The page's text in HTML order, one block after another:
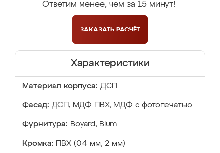
Ответим менее, чем за 15 минут!
ЗАКАЗАТЬ РАСЧЁТ
Характеристики
Материал корпуса: ДСП
Фасад: ДСП, МДФ ПВХ, МДФ с фотопечатью
Фурнитура: Boyard, Blum
Кромка: ПВХ (0,4 мм, 2 мм)